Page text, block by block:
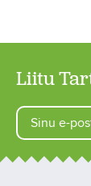
Liitu